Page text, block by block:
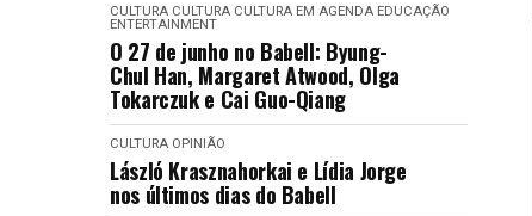
CULTURA CULTURA CULTURA EM AGENDA EDUCAÇÃO
ENTERTAINMENT
O 27 de junho no Babell: Byung-
Chul Han, Margaret Atwood, Olga
Tokarczuk e Cai Guo-Qiang
CULTURA OPINIÃO
László Krasznahorkai e Lídia Jorge
nos últimos dias do Babell